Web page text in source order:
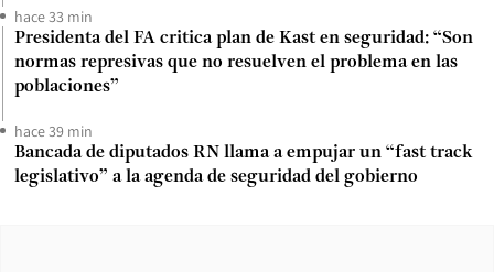
hace 33 min
Presidenta del FA critica plan de Kast en seguridad: “Son
normas represivas que no resuelven el problema en las
poblaciones”
hace 39 min
Bancada de diputados RN llama a empujar un “fast track
legislativo” a la agenda de seguridad del gobierno